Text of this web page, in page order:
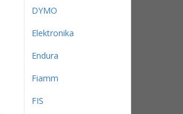
DYMO
Elektronika
Endura
Fiamm
FIS